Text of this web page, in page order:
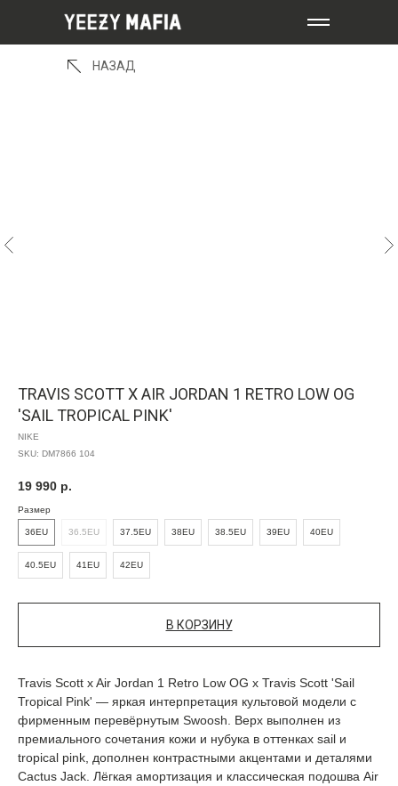
НАЗАД
TRAVIS SCOTT X AIR JORDAN 1 RETRO LOW OG
'SAIL TROPICAL PINK'
NIKE
SKU: DM7866 104
19 990 р.
Размер
36EU 36.5EU 37.5EU 38EU 38.5EU 39EU 40EU
40.5EU 41EU 42EU
В КОРЗИНУ
Travis Scott x Air Jordan 1 Retro Low OG x Travis Scott 'Sail
Tropical Pink' — яркая интерпретация культовой модели с
фирменным перевёрнутым Swoosh. Верх выполнен из
премиального сочетания кожи и нубука в оттенках sail и
tropical pink, дополнен контрастными акцентами и деталями
Cactus Jack. Лёгкая амортизация и классическая подошва Air